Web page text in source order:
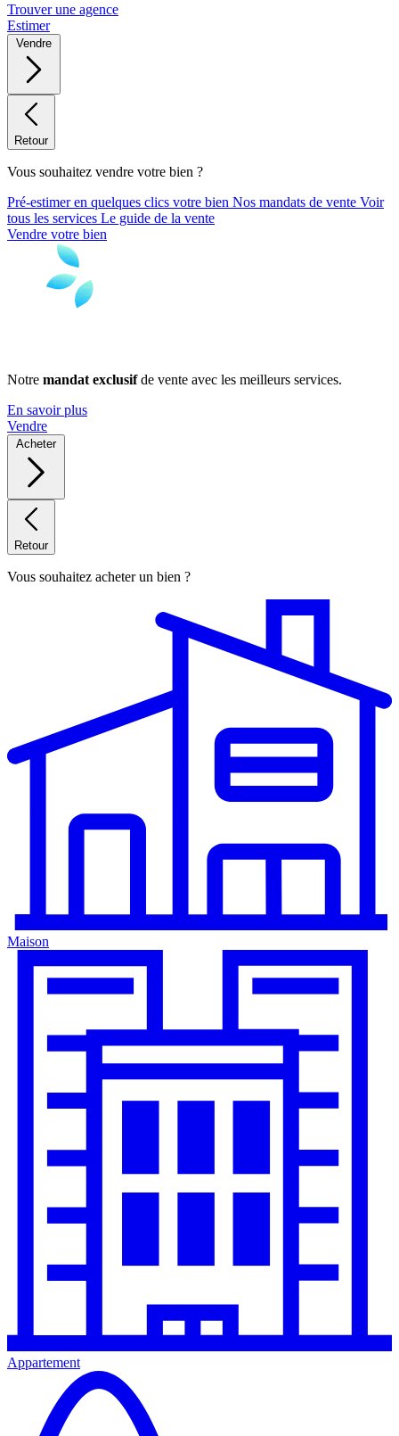
Trouver une agence
Estimer
Vendre
Retour
Vous souhaitez vendre votre bien ?
Pré-estimer en quelques clics votre bien Nos mandats de vente Voir
tous les services Le guide de la vente
Vendre votre bien
Notre mandat exclusifde vente avec les meilleurs services.
En savoir plus
Vendre
Acheter
Retour
Vous souhaitez acheter un bien ?
Maison
Appartement